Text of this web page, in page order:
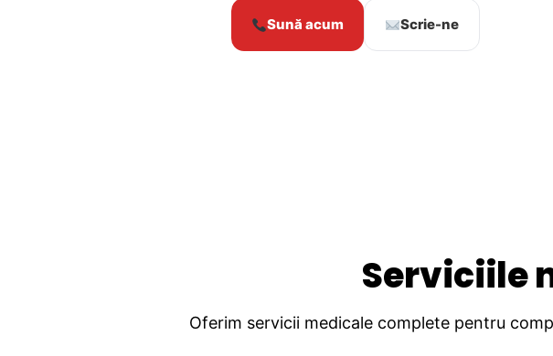
Sună acum Scrie-ne
Serviciile
Oferim servicii medicale complete pentru